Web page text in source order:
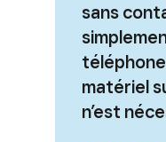
sans
matériel
n’est